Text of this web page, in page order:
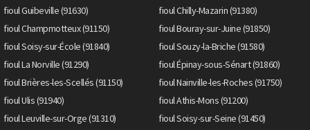
fioul Guibeville (91630)
fioul Chilly-Mazarin (91380)
fioul Champmotteux (91150)
fioul Bouray-sur-Juine (91850)
fioul Soisy-sur-École (91840)
fioul Souzy-la-Briche (91580)
fioul La Norville (91290)
fioul Épinay-sous-Sénart (91860)
fioul Brières-les-Scellés (91150)
fioul Nainville-les-Roches (91750)
fioul Ulis (91940)
fioul Athis-Mons (91200)
fioul Leuville-sur-Orge (91310)
fioul Soisy-sur-Seine (91450)